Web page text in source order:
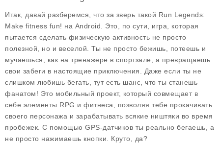
Итак, давай разберемся, что за зверь такой Run Legends:
Make fitness fun! на Android. Это, по сути, игра, которая
пытается сделать физическую активность не просто
полезной, но и веселой. Ты не просто бежишь, потеешь и
мучаешься, как на тренажере в спортзале, а превращаешь
свои забеги в настоящие приключения. Даже если ты не
слишком любишь бегать, тут есть шанс, что ты станешь
фанатом! Это мобильный проект, который совмещает в
себе элементы RPG и фитнеса, позволяя тебе прокачивать
своего персонажа и зарабатывать всякие ништяки во время
пробежек. С помощью GPS-датчиков ты реально бегаешь, а
не просто нажимаешь кнопки. Круто, да?